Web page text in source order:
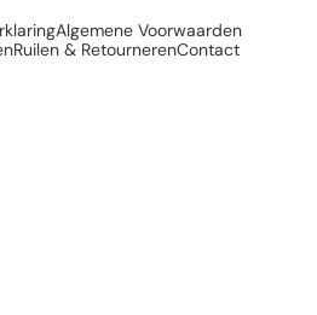
Algemene Voorwaarden
Ruilen & RetournerenContact